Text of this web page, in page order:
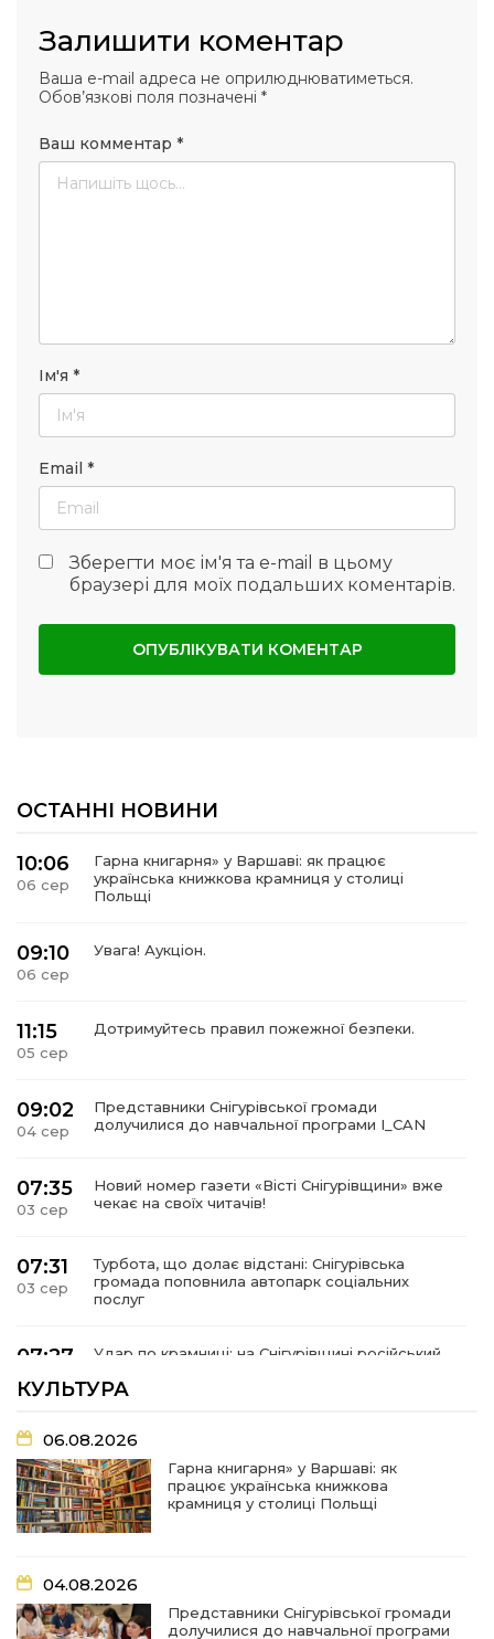
Залишити коментар
Ваша e-mail адреса не оприлюднюватиметься.
Обов’язкові поля позначені *
Ваш комментар *
Ім'я *
Email *
Зберегти моє ім'я та e-mail в цьому
браузері для моїх подальших коментарів.
ОСТАННІ НОВИНИ
10:06
06 сер
Гарна книгарня» у Варшаві: як працює
українська книжкова крамниця у столиці
Польщі
09:10
06 сер
Увага! Аукціон.
11:15
05 сер
Дотримуйтесь правил пожежної безпеки.
09:02
04 сер
Представники Снігурівської громади
долучилися до навчальної програми I_CAN
07:35
03 сер
Новий номер газети «Вісті Снігурівщини» вже
чекає на своїх читачів!
07:31
03 сер
Турбота, що долає відстані: Снігурівська
громада поповнила автопарк соціальних
послуг
07:27
Удар по крамниці: на Снігурівщині російський
19:03
02 сер
Їхнє слово вагоме, бо перевірене власним
життям
18:18
02 сер
Оголошення Про початок формування нового
складу Ради з питань внутрішньо
11:13
Неповнолітні за кермом: у Снігурівській
громаді провели профілактичний рейд
КУЛЬТУРА
06.08.2026
Гарна книгарня» у Варшаві: як
працює українська книжкова
крамниця у столиці Польщі
04.08.2026
Представники Снігурівської громади
долучилися до навчальної програми